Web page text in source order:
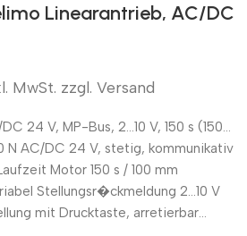
Linearantrieb, AC/DC
MwSt. zzgl. Versand
24 V, MP-Bus, 2…10 V, 150 s (150…
N AC/DC 24 V, stetig, kommunikativ
Motor 150 s / 100 mm
Stellungsr�ckmeldung 2…10 V
mit Drucktaste, arretierbar…